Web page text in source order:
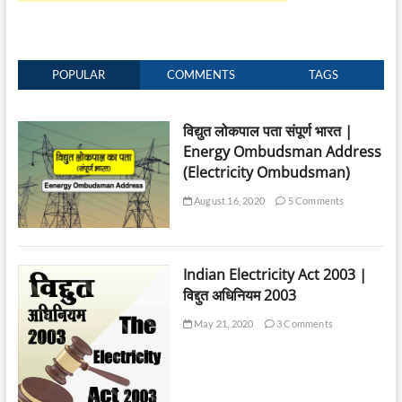
POPULAR COMMENTS TAGS
विद्युत लोकपाल पता संपूर्ण भारत |
Energy Ombudsman Address
(Electricity Ombudsman)
August 16, 2020 5 Comments
Indian Electricity Act 2003 |
विद्दुत अधिनियम 2003
May 21, 2020 3 Comments